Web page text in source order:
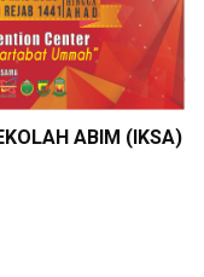
ABIM (IKSA)